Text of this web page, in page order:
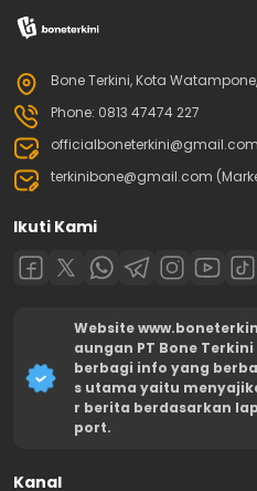
Bone Terkini, Kota
Phone: 0813 47474 227
terkinibone@gmail.com
Ikuti Kami
Website
aungan PT Bone
berbagi info yang
s utama yaitu
r berita berdasarkan
port.
Kanal